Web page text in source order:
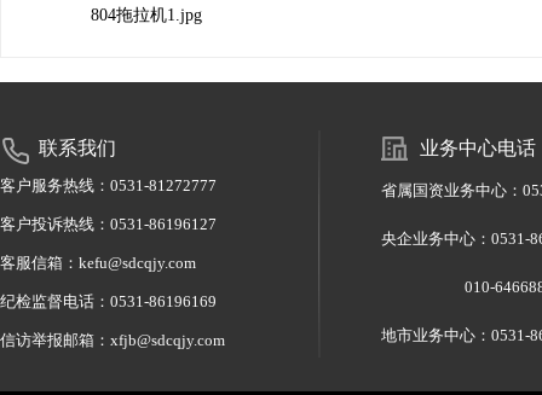
804拖拉机1.jpg
联系我们
客户服务热线：0531-81272777
客户投诉热线：0531-86196127
客服信箱：kefu@sdcqjy.com
纪检监督电话：0531-86196169
信访举报邮箱：xfjb@sdcqjy.com
业务中心电话
省属国资业务中心：
央企业务中心：
010-64668860
地市业务中心：0531-